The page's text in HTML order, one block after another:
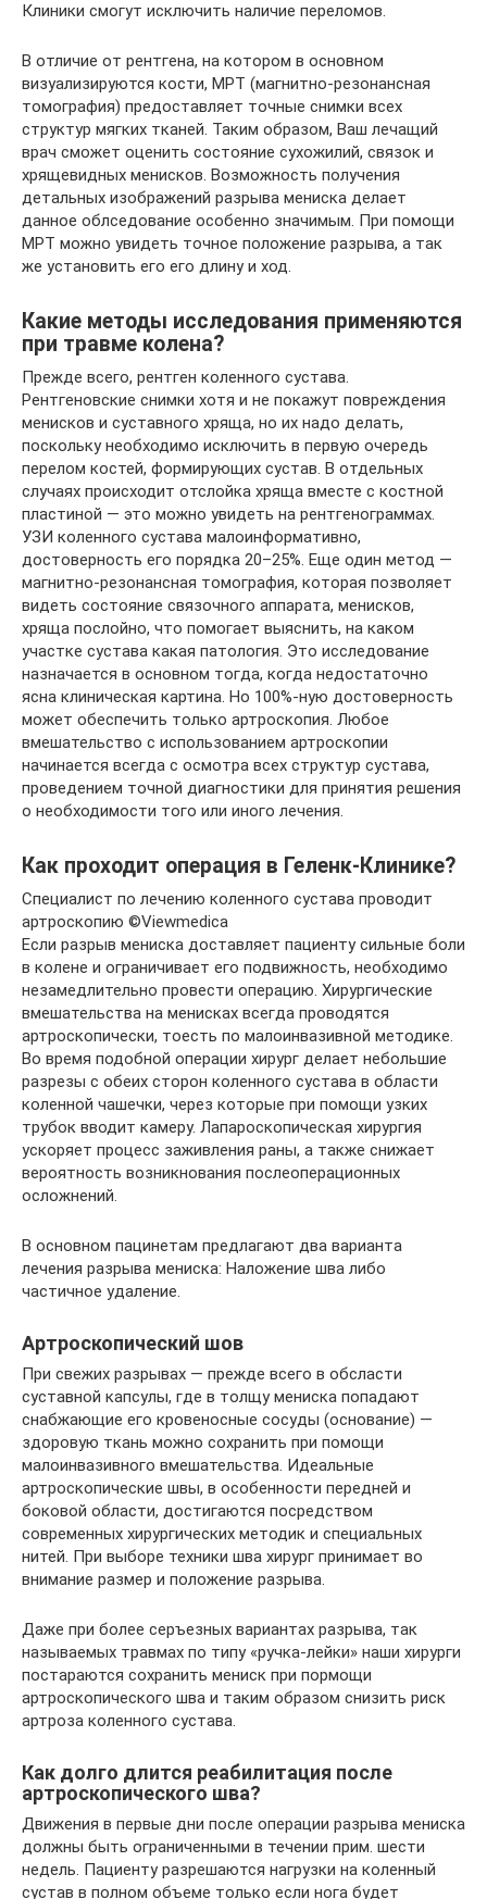
Клиники смогут исключить наличие переломов.
В отличие от рентгена, на котором в основном
визуализируются кости, МРТ (магнитно-резонансная
томография) предоставляет точные снимки всех
структур мягких тканей. Таким образом, Ваш лечащий
врач сможет оценить состояние сухожилий, связок и
хрящевидных менисков. Возможность получения
детальных изображений разрыва мениска делает
данное облседование особенно значимым. При помощи
МРТ можно увидеть точное положение разрыва, а так
же установить его его длину и ход.
Какие методы исследования применяются
при травме колена?
Прежде всего, рентген коленного сустава.
Рентгеновские снимки хотя и не покажут повреждения
менисков и суставного хряща, но их надо делать,
поскольку необходимо исключить в первую очередь
перелом костей, формирующих сустав. В отдельных
случаях происходит отслойка хряща вместе с костной
пластиной — это можно увидеть на рентгенограммах.
УЗИ коленного сустава малоинформативно,
достоверность его порядка 20–25%. Еще один метод —
магнитно-резонансная томография, которая позволяет
видеть состояние связочного аппарата, менисков,
хряща послойно, что помогает выяснить, на каком
участке сустава какая патология. Это исследование
назначается в основном тогда, когда недостаточно
ясна клиническая картина. Но 100%-ную достоверность
может обеспечить только артроскопия. Любое
вмешательство с использованием артроскопии
начинается всегда с осмотра всех структур сустава,
проведением точной диагностики для принятия решения
о необходимости того или иного лечения.
Как проходит операция в Геленк-Клинике?
Специалист по лечению коленного сустава проводит
артроскопию ©Viewmedica
Если разрыв мениска доставляет пациенту сильные боли
в колене и ограничивает его подвижность, необходимо
незамедлительно провести операцию. Хирургические
вмешательства на менисках всегда проводятся
артроскопически, тоесть по малоинвазивной методике.
Во время подобной операции хирург делает небольшие
разрезы с обеих сторон коленного сустава в области
коленной чашечки, через которые при помощи узких
трубок вводит камеру. Лапароскопическая хирургия
ускоряет процесс заживления раны, а также снижает
вероятность возникнования послеоперационных
осложнений.
В основном пацинетам предлагают два варианта
лечения разрыва мениска: Наложение шва либо
частичное удаление.
Артроскопический шов
При свежих разрывах — прежде всего в обсласти
суставной капсулы, где в толщу мениска попадают
снабжающие его кровеносные сосуды (основание) —
здоровую ткань можно сохранить при помощи
малоинвазивного вмешательства. Идеальные
артроскопические швы, в особенности передней и
боковой области, достигаются посредством
современных хирургических методик и специальных
нитей. При выборе техники шва хирург принимает во
внимание размер и положение разрыва.
Даже при более серъезных вариантах разрыва, так
называемых травмах по типу «ручка-лейки» наши хирурги
постараются сохранить мениск при пормощи
артроскопического шва и таким образом снизить риск
артроза коленного сустава.
Как долго длится реабилитация после
артроскопического шва?
Движения в первые дни после операции разрыва мениска
должны быть ограниченными в течении прим. шести
недель. Пациенту разрешаются нагрузки на коленный
сустав в полном объеме только если нога будет